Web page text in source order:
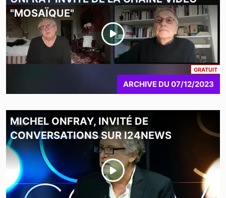
"MOSAÏQUE"
GRATUIT
ARCHIVE DU 07/12/2023
MICHEL ONFRAY, INVITÉ DE
CONVERSATIONS SUR I24NEWS